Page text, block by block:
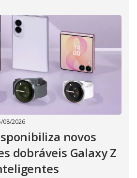
08/2026
novos
dobráveis Galaxy Z